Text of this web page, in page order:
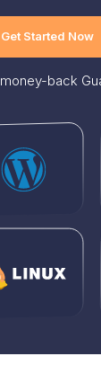
Get Started Now
back